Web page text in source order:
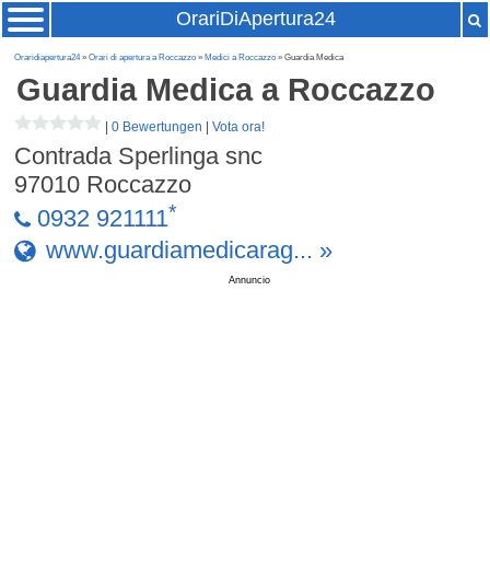
OrariDiApertura24
Oraridiapertura24»Orari di apertura a Roccazzo » Medici a Roccazzo » Guardia Medica
Guardia Medicaa Roccazzo
|0 Bewertungen |Vota ora!
Contrada Sperlinga snc
97010 Roccazzo
0932 921111*
www.guardiamedicarag... »
Annuncio